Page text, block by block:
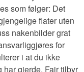
som følger: Det
flater uten
nakenbilder grat
for
i at du ikke
gjerde. Fair tilbyr